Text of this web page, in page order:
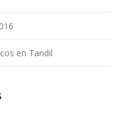
en Tandil